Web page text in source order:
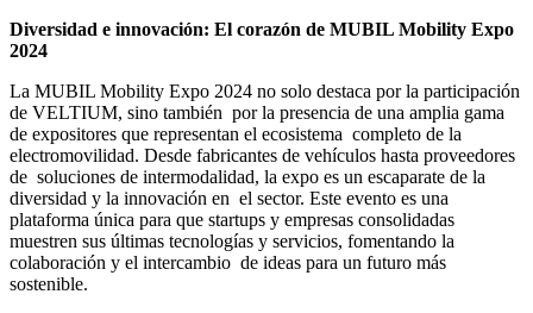
Diversidad e innovación: El corazón de MUBIL Mobility Expo
2024
La MUBIL Mobility Expo 2024 no solo destaca por la participación
de VELTIUM, sino también por la presencia de una amplia gama
de expositores que representan el ecosistema completo de la
electromovilidad. Desde fabricantes de vehículos hasta proveedores
de soluciones de intermodalidad, la expo es un escaparate de la
diversidad y la innovación en el sector. Este evento es una
plataforma única para que startups y empresas consolidadas
muestren sus últimas tecnologías y servicios, fomentando la
colaboración y el intercambio de ideas para un futuro más
sostenible.